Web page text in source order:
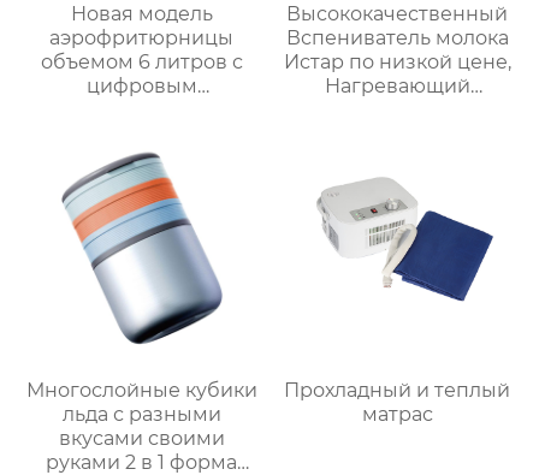
Новая модель
аэрофритюрницы
объемом 6 литров с
цифровым
функциями Духовка
Электрическая
интеллектуальная
воздушная
фритюрница
Хрустящий Готовит
без масла
Высококачественный
Вспениватель молока
Истар по низкой цене,
Нагревающий
Многослойные кубики
льда с разными
вкусами своими
руками 2 в 1 форма
Прохладный и теплый
матрас